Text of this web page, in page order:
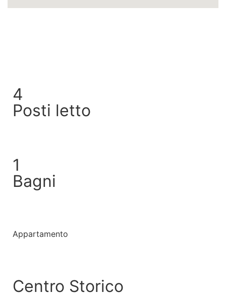
4
Posti letto
1
Bagni
Appartamento
Centro Storico